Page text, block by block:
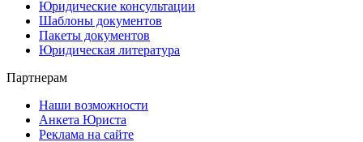
Юридические консультации
Шаблоны документов
Пакеты документов
Юридическая литература
Партнерам
Наши возможности
Анкета Юриста
Реклама на сайте